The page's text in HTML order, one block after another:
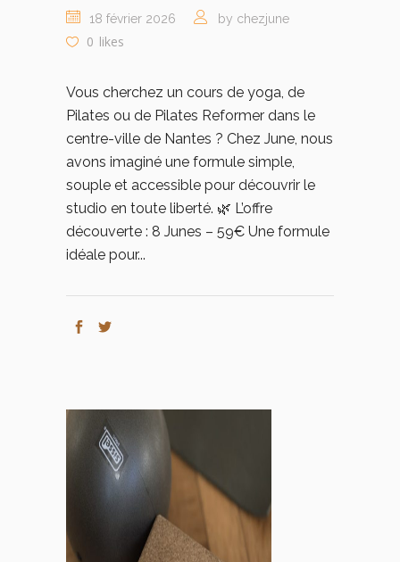
18 février 2026 by chezjune
0 likes
Vous cherchez un cours de yoga, de
Pilates ou de Pilates Reformer dans le
centre-ville de Nantes ? Chez June, nous
avons imaginé une formule simple,
souple et accessible pour découvrir le
studio en toute liberté. 🌿 L’offre
découverte : 8 Junes – 59€ Une formule
idéale pour...